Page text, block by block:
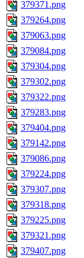
379371.png
379264.png
379063.png
379084.png
379304.png
379302.png
379322.png
379283.png
379404.png
379142.png
379086.png
379224.png
379307.png
379318.png
379225.png
379321.png
379407.png